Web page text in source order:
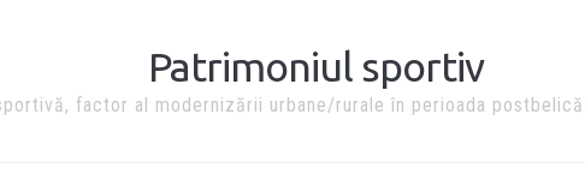
Patrimoniul sportiv
factor al modernizării urbane/rurale în perioada